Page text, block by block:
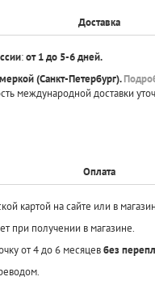
Доставка
:от 1 до 5-6 дней.
(Санкт-Петербург).
международной доставки
Оплата
картой на сайте или в
при получении в магазине.
от 4 до 6 месяцевбез